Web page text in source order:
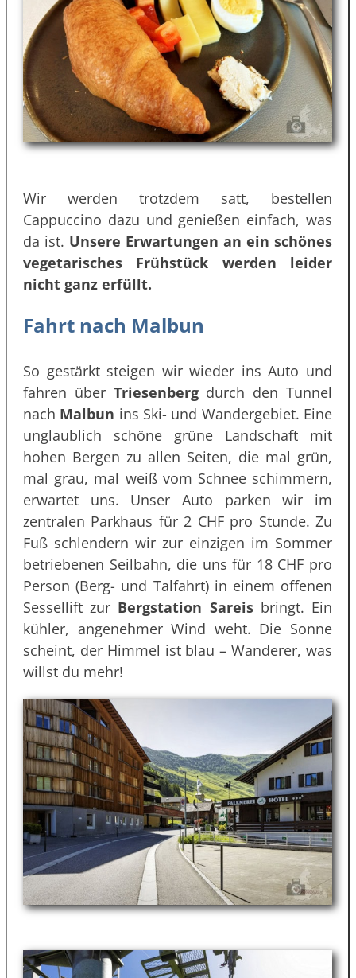
Wir werden trotzdem satt, bestellen
Cappuccino dazu und genießen einfach, was
da ist. Unsere Erwartungen an ein schönes
vegetarisches Frühstück werden leider
nicht ganz erfüllt.
Fahrt nach Malbun
So gestärkt steigen wir wieder ins Auto und
fahren über Triesenbergdurch den Tunnel
nach Malbun ins Ski- und Wandergebiet. Eine
unglaublich schöne grüne Landschaft mit
hohen Bergen zu allen Seiten, die mal grün,
mal grau, mal weiß vom Schnee schimmern,
erwartet uns. Unser Auto parken wir im
zentralen Parkhaus für 2 CHF pro Stunde. Zu
Fuß schlendern wir zur einzigen im Sommer
betriebenen Seilbahn, die uns für 18 CHF pro
Person (Berg- und Talfahrt) in einem offenen
Sessellift zur Bergstation Sareisbringt. Ein
kühler, angenehmer Wind weht. Die Sonne
scheint, der Himmel ist blau – Wanderer, was
willst du mehr!